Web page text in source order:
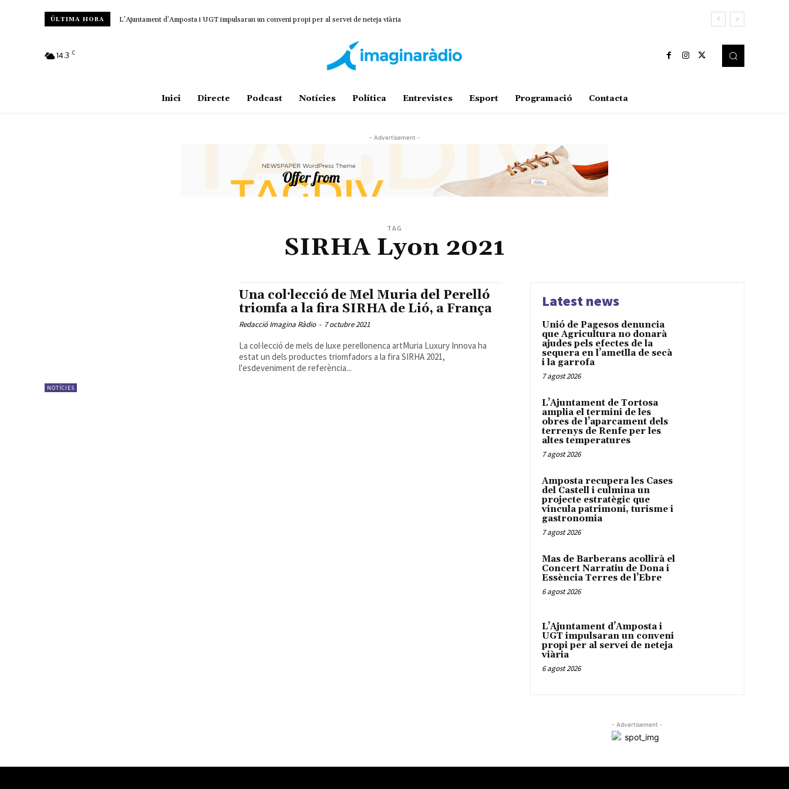
ÚLTIMA HORA L’Ajuntament d’Amposta i UGT impulsaran un conveni propi per al servei de neteja viària
14.3 C
Inici Directe Podcast Notícies Política Entrevistes Esport Programació Contacta
- Advertisement -
TAG
SIRHA Lyon 2021
NOTÍCIES
Una col·lecció de Mel Muria del Perelló
triomfa a la fira SIRHA de Lió, a França
Redacció Imagina Ràdio - 7 octubre 2021
La col·lecció de mels de luxe perellonenca artMuria Luxury Innova ha
estat un dels productes triomfadors a la fira SIRHA 2021,
l'esdeveniment de referència...
Latest news
Unió de Pagesos denuncia
que Agricultura no donarà
ajudes pels efectes de la
sequera en l’ametlla de secà
i la garrofa
7 agost 2026
L’Ajuntament de Tortosa
amplia el termini de les
obres de l’aparcament dels
terrenys de Renfe per les
altes temperatures
7 agost 2026
Amposta recupera les Cases
del Castell i culmina un
projecte estratègic que
vincula patrimoni, turisme i
gastronomia
7 agost 2026
Mas de Barberans acollirà el
Concert Narratiu de Dona i
Essència Terres de l’Ebre
6 agost 2026
L’Ajuntament d’Amposta i
UGT impulsaran un conveni
propi per al servei de neteja
viària
6 agost 2026
- Advertisement -